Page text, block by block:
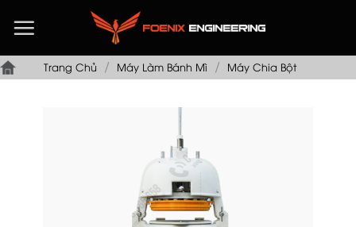
đến
dung
Trang Chủ / Máy Làm Bánh Mì / Máy Chia Bột